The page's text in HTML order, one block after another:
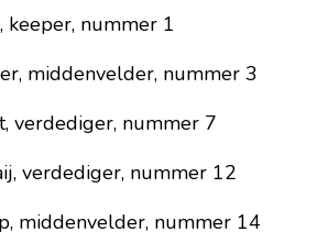
keeper, nummer 1
middenvelder, nummer 3
verdediger, nummer 7
verdediger, nummer 12
middenvelder, nummer 14